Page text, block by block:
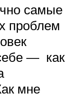
самые
проблем
— как
мне